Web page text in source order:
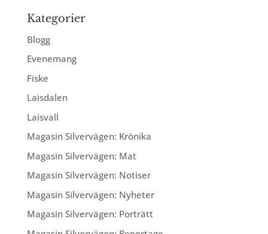
Kategorier
Blogg
Evenemang
Fiske
Laisdalen
Laisvall
Magasin Silvervägen: Krönika
Magasin Silvervägen: Mat
Magasin Silvervägen: Notiser
Magasin Silvervägen: Nyheter
Magasin Silvervägen: Porträtt